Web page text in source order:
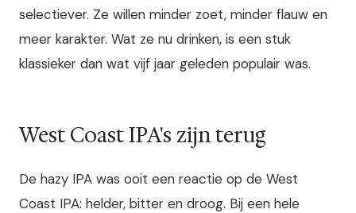
selectiever. Ze willen minder zoet, minder flauw en
meer karakter. Wat ze nu drinken, is een stuk
klassieker dan wat vijf jaar geleden populair was.
West Coast IPA's zijn terug
De hazy IPA was ooit een reactie op de West
Coast IPA: helder, bitter en droog. Bij een hele